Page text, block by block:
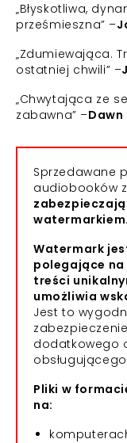
„Błyskotliwa,
prześmieszna” –
„Zdumiewająca.
ostatniej chwili” –
„Chwytająca ze
zabawna” –Dawn
Sprzedawane
audiobooków
watermarkiem.
Watermark
polegające
treści
umożliwia
Jest to
dodatkowego
Pliki w
na: